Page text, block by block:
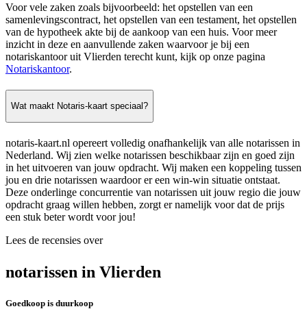
Voor vele zaken zoals bijvoorbeeld: het opstellen van een
samenlevingscontract, het opstellen van een testament, het opstellen
van de hypotheek akte bij de aankoop van een huis. Voor meer
inzicht in deze en aanvullende zaken waarvoor je bij een
notariskantoor uit Vlierden terecht kunt, kijk op onze pagina
Notariskantoor.
Wat maakt Notaris-kaart speciaal?
notaris-kaart.nl opereert volledig onafhankelijk van alle notarissen in
Nederland. Wij zien welke notarissen beschikbaar zijn en goed zijn
in het uitvoeren van jouw opdracht. Wij maken een koppeling tussen
jou en drie notarissen waardoor er een win-win situatie ontstaat.
Deze onderlinge concurrentie van notarissen uit jouw regio die jouw
opdracht graag willen hebben, zorgt er namelijk voor dat de prijs
een stuk beter wordt voor jou!
Lees de recensies over
notarissen in Vlierden
Goedkoop is duurkoop